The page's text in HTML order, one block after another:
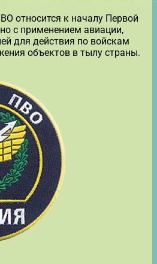
относится к началу Первой
с применением авиации,
для действия по войскам
объектов в тылу страны.